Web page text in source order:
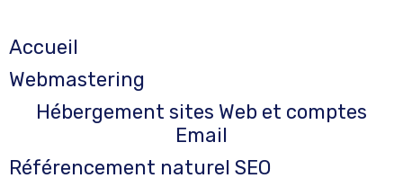
Accueil
Webmastering
Hébergement sites Web et comptes
Email
Référencement naturel SEO